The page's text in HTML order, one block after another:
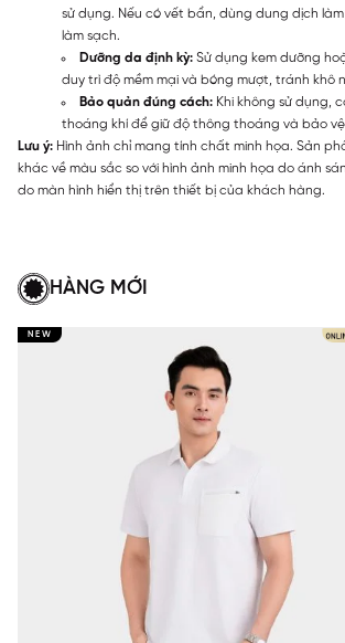
sử dụng. Nếu có vết bẩn, dùng dung dịch
làm sạch.
Dưỡng da định kỳ: Sử dụng kem dưỡng
duy trì độ mềm mại và bóng mượt, tránh khô
Bảo quản đúng cách: Khi không sử dụng,
thoáng khí để giữ độ thông thoáng và bảo
Lưu ý: Hình ảnh chỉ mang tính chất minh họa. Sản
khác về màu sắc so với hình ảnh minh họa do ánh
do màn hình hiển thị trên thiết bị của khách hàng.
HÀNG MỚI
NEW